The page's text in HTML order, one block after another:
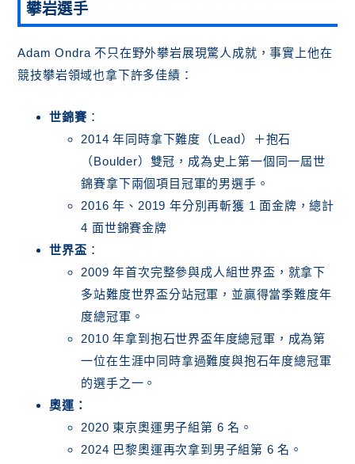
攀岩選手
Adam Ondra 不只在野外攀岩展現驚人成就，事實上他在
競技攀岩領域也拿下許多佳績：
世錦賽：
2014 年同時拿下難度（Lead）＋抱石
（Boulder）雙冠，成為史上第一個同一屆世
錦賽拿下兩個項目冠軍的男選手。
2016 年、2019 年分別再斬獲 1 面金牌，總計
4 面世錦賽金牌
世界盃 ：
2009 年首次完整參與成人組世界盃，就拿下
多站難度世界盃分站冠軍，並贏得當季難度年
度總冠軍。
2010 年拿到抱石世界盃年度總冠軍，成為第
一位在生涯中同時拿過難度與抱石年度總冠軍
的選手之一。
奧運：
2020 東京奧運男子組第 6 名。
2024 巴黎奧運再次拿到男子組第 6 名。